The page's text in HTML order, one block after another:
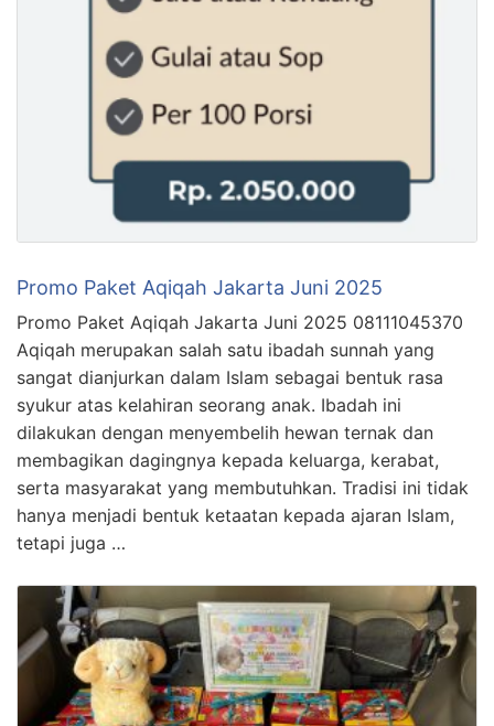
Promo Paket Aqiqah Jakarta Juni 2025
Promo Paket Aqiqah Jakarta Juni 2025 08111045370
Aqiqah merupakan salah satu ibadah sunnah yang
sangat dianjurkan dalam Islam sebagai bentuk rasa
syukur atas kelahiran seorang anak. Ibadah ini
dilakukan dengan menyembelih hewan ternak dan
membagikan dagingnya kepada keluarga, kerabat,
serta masyarakat yang membutuhkan. Tradisi ini tidak
hanya menjadi bentuk ketaatan kepada ajaran Islam,
tetapi juga …